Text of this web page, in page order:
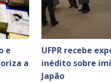
e
a
UFPR recebe
inédito sobre
Japão